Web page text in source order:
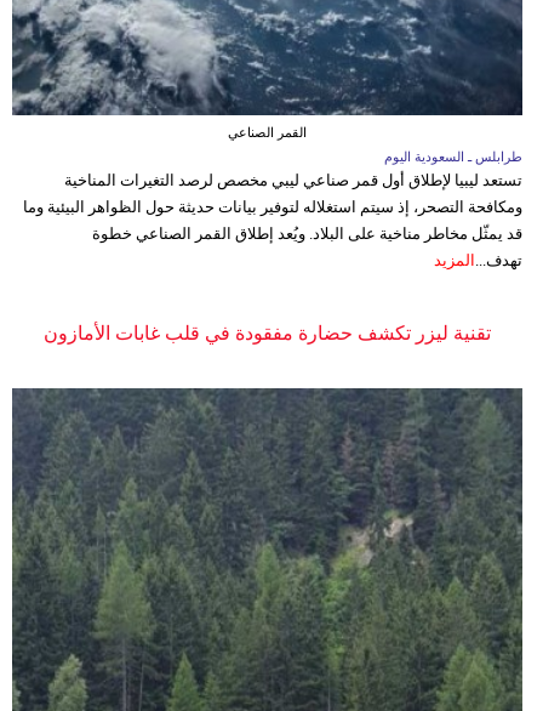
القمر الصناعي
طرابلس ـ السعودية اليوم
تستعد ليبيا لإطلاق أول قمر صناعي ليبي مخصص لرصد التغيرات المناخية
ومكافحة التصحر، إذ سيتم استغلاله لتوفير بيانات حديثة حول الظواهر البيئية وما
قد يمثّل مخاطر مناخية على البلاد. ويُعد إطلاق القمر الصناعي خطوة
تهدف... المزيد
تقنية ليزر تكشف حضارة مفقودة في قلب غابات الأمازون